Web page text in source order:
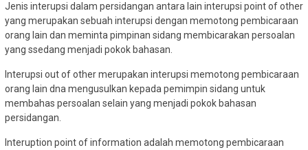
Jenis interupsi dalam persidangan antara lain interupsi point of other
yang merupakan sebuah interupsi dengan memotong pembicaraan
orang lain dan meminta pimpinan sidang membicarakan persoalan
yang ssedang menjadi pokok bahasan.
Interupsi out of other merupakan interupsi memotong pembicaraan
orang lain dna mengusulkan kepada pemimpin sidang untuk
membahas persoalan selain yang menjadi pokok bahasan
persidangan.
Interuption point of information adalah memotong pembicaraan